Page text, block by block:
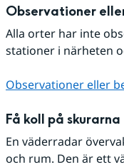
Observationer
Alla orter har inte
stationer i närheten
Observationer eller
Få koll på skurarna
En väderradar
och rum. Den är ett